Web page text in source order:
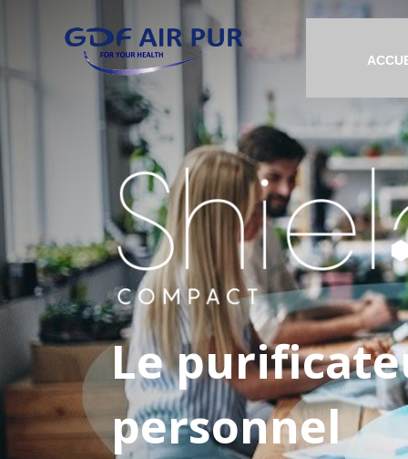
Le
personnel